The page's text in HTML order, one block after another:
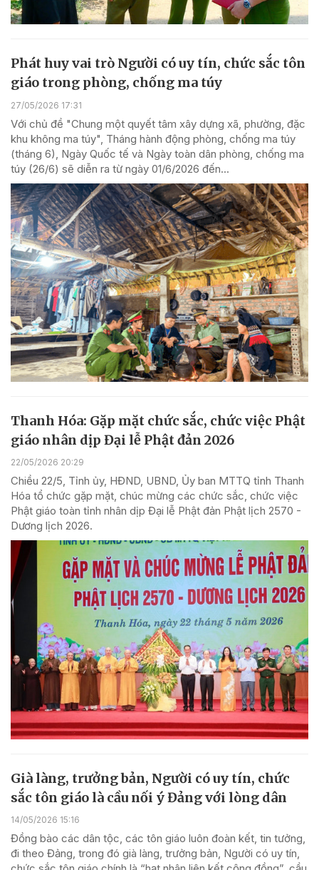
Phát huy vai trò Người có uy tín, chức sắc tôn
giáo trong phòng, chống ma túy
27/05/2026 17:31
Với chủ đề "Chung một quyết tâm xây dựng xã, phường, đặc
khu không ma túy", Tháng hành động phòng, chống ma túy
(tháng 6), Ngày Quốc tế và Ngày toàn dân phòng, chống ma
túy (26/6) sẽ diễn ra từ ngày 01/6/2026 đến...
Thanh Hóa: Gặp mặt chức sắc, chức việc Phật
giáo nhân dịp Đại lễ Phật đản 2026
22/05/2026 20:29
Chiều 22/5, Tỉnh ủy, HĐND, UBND, Ủy ban MTTQ tỉnh Thanh
Hóa tổ chức gặp mặt, chúc mừng các chức sắc, chức việc
Phật giáo toàn tỉnh nhân dịp Đại lễ Phật đản Phật lịch 2570 -
Dương lịch 2026.
Già làng, trưởng bản, Người có uy tín, chức
sắc tôn giáo là cầu nối ý Đảng với lòng dân
14/05/2026 15:16
Đồng bào các dân tộc, các tôn giáo luôn đoàn kết, tin tưởng,
đi theo Đảng, trong đó già làng, trưởng bản, Người có uy tín,